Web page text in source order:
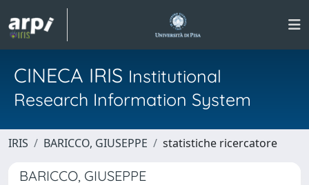
CINECA IRIS Institutional
Research Information System
IRIS BARICCO, GIUSEPPE statistiche ricercatore
BARICCO, GIUSEPPE